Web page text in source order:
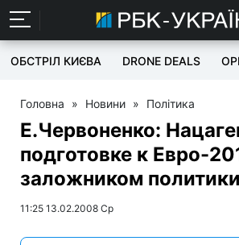
ОБСТРІЛ КИЄВА DRONE DEALS
Головна » Новини » Політика
Е.Червоненко:
подготовке к Евро-
заложником
11:25 13.02.2008 Ср